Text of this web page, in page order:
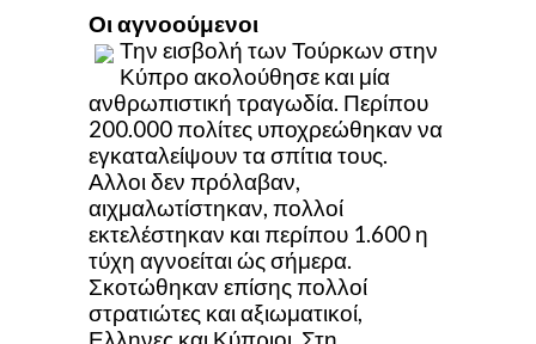
Οι αγνοούμενοι
Την εισβολή των Τούρκων στην
Κύπρο ακολούθησε και μία
ανθρωπιστική τραγωδία. Περίπου
200.000 πολίτες υποχρεώθηκαν να
εγκαταλείψουν τα σπίτια τους.
Αλλοι δεν πρόλαβαν,
αιχμαλωτίστηκαν, πολλοί
εκτελέστηκαν και περίπου 1.600 η
τύχη αγνοείται ώς σήμερα.
Σκοτώθηκαν επίσης πολλοί
στρατιώτες και αξιωματικοί,
Ελληνες και Κύπριοι. Στη